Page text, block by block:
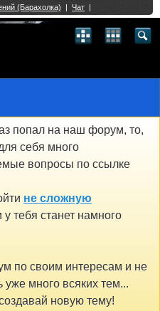
попал на наш форум, то,
себя много
вопросы по ссылке
не сложную
у тебя станет намного
по своим интересам и не
много всяких тем...
новую тему!
byvBSSO
21 22 23 24 25 26
40 41 42 43